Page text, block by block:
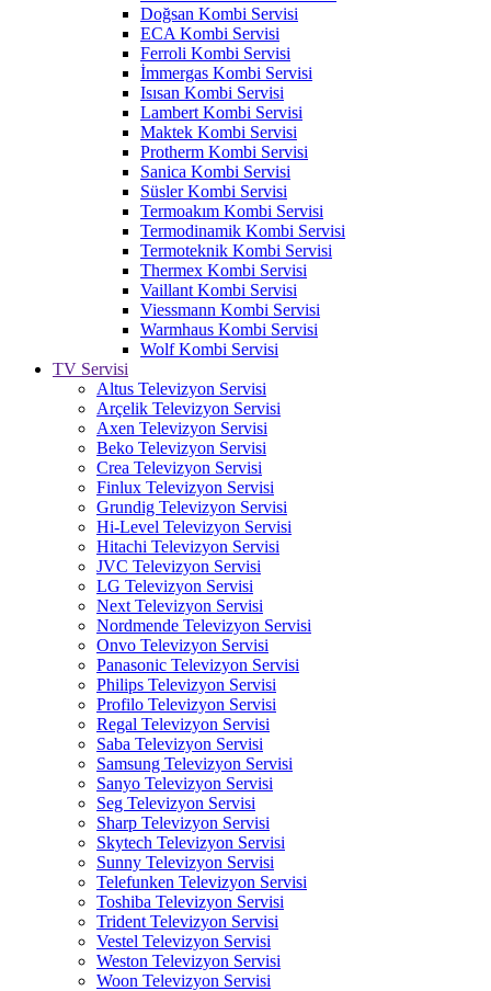
Doğsan Kombi Servisi
ECA Kombi Servisi
Ferroli Kombi Servisi
İmmergas Kombi Servisi
Isısan Kombi Servisi
Lambert Kombi Servisi
Maktek Kombi Servisi
Protherm Kombi Servisi
Sanica Kombi Servisi
Süsler Kombi Servisi
Termoakım Kombi Servisi
Termodinamik Kombi Servisi
Termoteknik Kombi Servisi
Thermex Kombi Servisi
Vaillant Kombi Servisi
Viessmann Kombi Servisi
Warmhaus Kombi Servisi
Wolf Kombi Servisi
TV Servisi
Altus Televizyon Servisi
Arçelik Televizyon Servisi
Axen Televizyon Servisi
Beko Televizyon Servisi
Crea Televizyon Servisi
Finlux Televizyon Servisi
Grundig Televizyon Servisi
Hi-Level Televizyon Servisi
Hitachi Televizyon Servisi
JVC Televizyon Servisi
LG Televizyon Servisi
Next Televizyon Servisi
Nordmende Televizyon Servisi
Onvo Televizyon Servisi
Panasonic Televizyon Servisi
Philips Televizyon Servisi
Profilo Televizyon Servisi
Regal Televizyon Servisi
Saba Televizyon Servisi
Samsung Televizyon Servisi
Sanyo Televizyon Servisi
Seg Televizyon Servisi
Sharp Televizyon Servisi
Skytech Televizyon Servisi
Sunny Televizyon Servisi
Telefunken Televizyon Servisi
Toshiba Televizyon Servisi
Trident Televizyon Servisi
Vestel Televizyon Servisi
Weston Televizyon Servisi
Woon Televizyon Servisi